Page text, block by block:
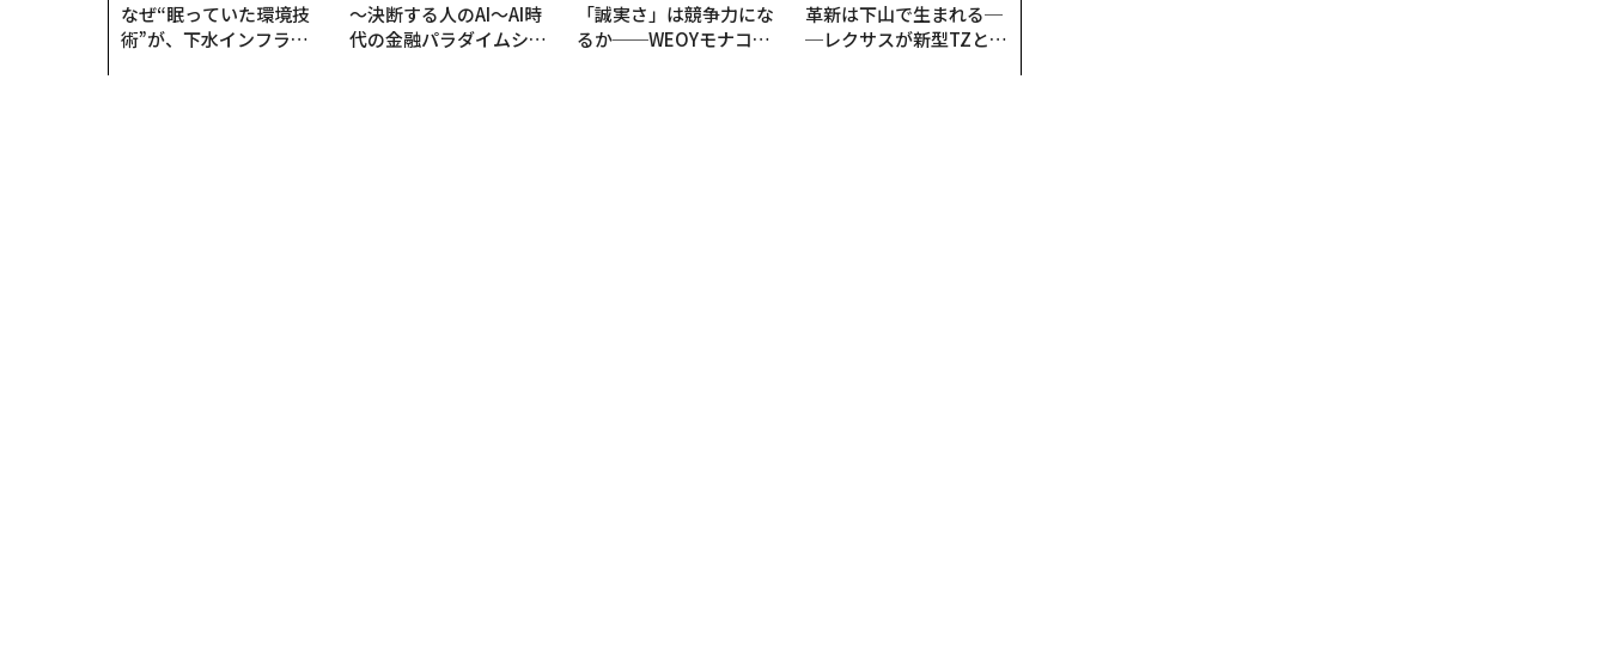
なぜ“眠っていた環境技
術”が、下水インフラを
〜決断する人のAI〜AI時
代の金融パラダイムシフ
「誠実さ」は競争力にな
るか──WEOYモナコで
革新は下山で生まれる─
─レクサスが新型TZとE